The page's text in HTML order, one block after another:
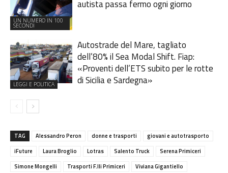
UN NUMERO IN 100
SECONDI
autista passa fermo ogni giorno
LEGGI E POLITICA
Autostrade del Mare, tagliato
dell’80% il Sea Modal Shift. Fiap:
«Proventi dell’ETS subito per le rotte
di Sicilia e Sardegna»
TAG Alessandro Peron donne e trasporti
giovani e autotrasporto
iFuture
Laura Broglio Lotras Salento Truck
Serena Primiceri
Simone Mongelli
Trasporti F.lli Primiceri Viviana Gigantiello